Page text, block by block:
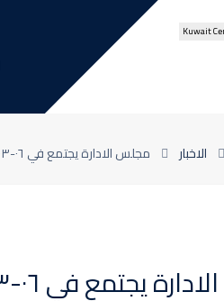
الاخبار مجلس الادارة يجتمع في ٠٦-٠٣-٢٠١٨
يجتمع في ٠٦-٠٣-٢٠١٨